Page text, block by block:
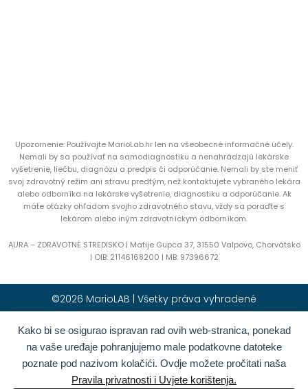
Kako bi se osigurao ispravan rad ovih web-stranica, ponekad
na vaše uređaje pohranjujemo male podatkovne datoteke
poznate pod nazivom kolačići. Ovdje možete pročitati naša
Pravila privatnosti i Uvjete korištenja.
Upozornenie: Používajte MarioLab.hr len na všeobecné informačné účely.
Nemali by sa používať na samodiagnostiku a nenahrádzajú lekárske
vyšetrenie, liečbu, diagnózu a predpis či odporúčanie. Nemali by ste meniť
svoj zdravotný režim ani stravu predtým, než kontaktujete vybraného lekára
alebo odborníka na lekárske vyšetrenie, diagnostiku a odporúčanie. Ak
máte otázky ohľadom svojho zdravotného stavu, vždy sa poraďte s
lekárom alebo iným zdravotníckym odborníkom.
AURA – ZDRAVOTNÉ STREDISKO | Matije Gupca 37, 31550 Valpovo, Chorvátsko
| OIB: 21146168200 | MB: 97396672
©2026 MarioLAB | Všetky práva vyhradené
Hrvatski(Chorvátština) English(Angličtina)
Deutsch (Nemčina) Polski(Polština)
Română(Rumunčina) Italiano( Taliančina)